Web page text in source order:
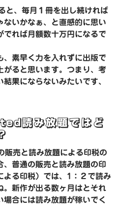
と、毎月１冊を出し続ければ
ないかなぁ、と直感的に思い
でれば月額数十万円になるで
、素早く力を入れずに出版で
がると思います。つまり、考
果にならないみたいです、
読み放題ではど
売と読み放題による印税の
、普通の販売と読み放題の印
よる印税）では、1：２で読み
。新作が出る数ヶ月はとそれ
合には読み放題が稼いでく